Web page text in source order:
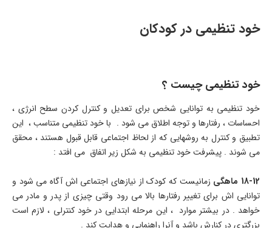
خود تنظیمی در کودکان
خود تنظیمی چیست ؟
خود تنظیمی به توانایی شخص برای تعدیل و کنترل کردن سطح انرژی ،
احساسات ، رفتارها و توجه اطلاق می شود . با خود تنظیمی متناسب ، این
تطبیق و کنترل به روشهایی که از لحاظ اجتماعی قابل قبول هستند ، محقق
می شوند . پیشرفت خود تنظیمی به شکل زیر اتفاق می افتد :
18-12 ماهگی
زمانیست که کودک از نیازهای اجتماعی اش آگاه می شود و
توانایی اش برای تغییر رفتارها بالا می رود وقتی چیزی از پدر و مادر می
خواهد . در بیشتر موارد ، این مرحله ابتدایی در خود کنترلی ، لازم است
بزرگتری در کنارش باشد و آنرا راهنمایی و هدایت کند .